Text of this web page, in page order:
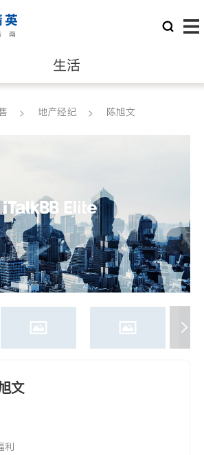
生活
律师
会计师
地产经纪 陈旭文
文
利